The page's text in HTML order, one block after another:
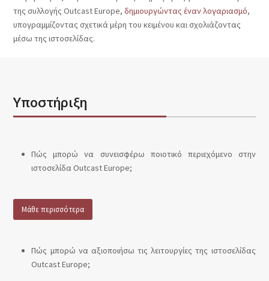
της συλλογής Outcast Europe, δημιουργώντας έναν λογαριασμό,
υπογραμμίζοντας σχετικά μέρη του κειμένου και σχολιάζοντας
μέσω της ιστοσελίδας.
Υποστήριξη
Πώς μπορώ να συνεισφέρω ποιοτικό περιεχόμενο στην
ιστοσελίδα Outcast Europe;
Μάθε περισσότερα
Πώς μπορώ να αξιοποιήσω τις λειτουργίες της ιστοσελίδας
Outcast Europe;